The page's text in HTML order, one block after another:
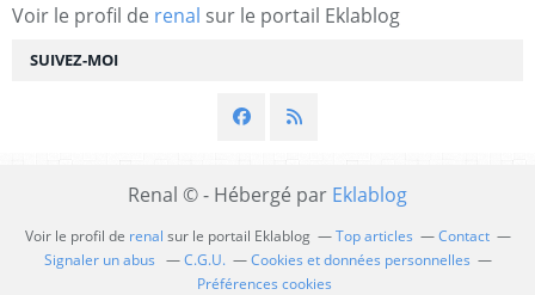
SUIVEZ-MOI
Voir le profil de renal sur le portail Eklablog
Renal © - Hébergé par Eklablog
Voir le profil de renal sur le portail Eklablog Top articles
Contact
Signaler un abus
C.G.U.
Cookies et données personnelles
Préférences cookies